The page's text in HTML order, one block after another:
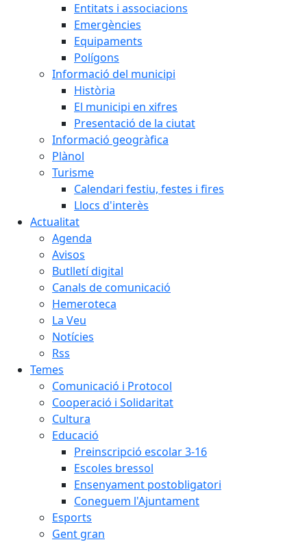
Entitats i associacions
Emergències
Equipaments
Polígons
Informació del municipi
Història
El municipi en xifres
Presentació de la ciutat
Informació geogràfica
Plànol
Turisme
Calendari festiu, festes i fires
Llocs d'interès
Actualitat
Agenda
Avisos
Butlletí digital
Canals de comunicació
Hemeroteca
La Veu
Notícies
Rss
Temes
Comunicació i Protocol
Cooperació i Solidaritat
Cultura
Educació
Preinscripció escolar 3-16
Escoles bressol
Ensenyament postobligatori
Coneguem l'Ajuntament
Esports
Gent gran